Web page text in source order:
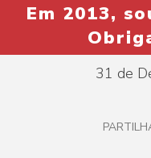
Em 2013,
31 de